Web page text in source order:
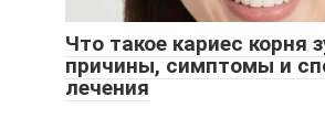
Что такое кариес корня
причины, симптомы и
лечения